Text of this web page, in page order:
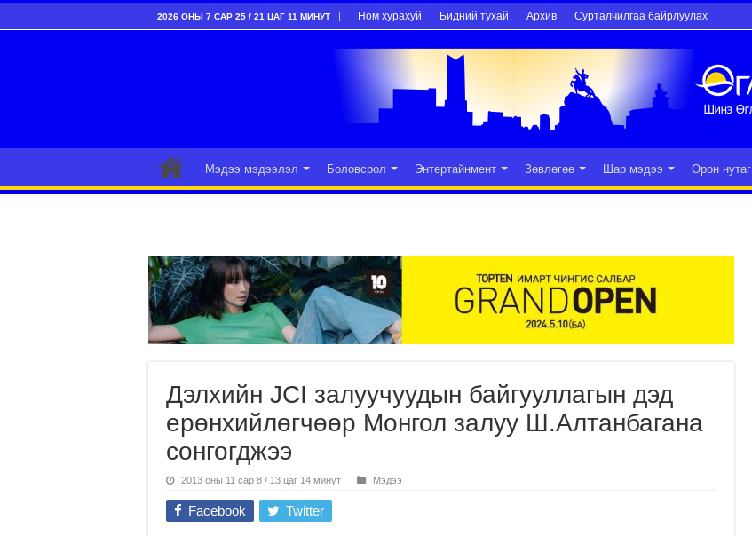
2026 ОНЫ 7 САР 25 / 21 ЦАГ 11 МИНУТ Ном хурахуй Бидний тухай Архив Сурталчилгаа байрлуулах
Мэдээ мэдээлэл Боловсрол Энтертайнмент Зөвлөгөө Шар мэдээ Орон нутаг
Дэлхийн JCI залуучуудын байгууллагын дэд
ерөнхийлөгчөөр Монгол залуу Ш.Алтанбагана
сонгогджээ
2013 оны 11 сар 8 / 13 цаг 14 минут Мэдээ
Facebook Twitter